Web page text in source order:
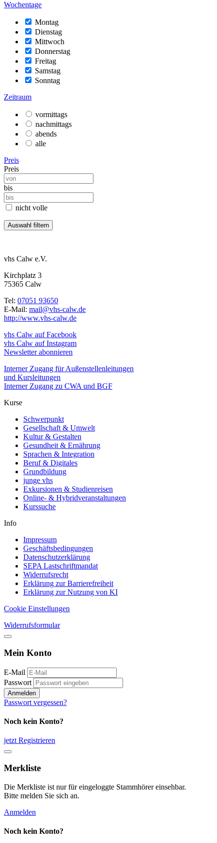
Wochentage
Montag
Dienstag
Mittwoch
Donnerstag
Freitag
Samstag
Sonntag
Zeitraum
vormittags
nachmittags
abends
alle
Preis
Preis
bis
nicht volle
vhs Calw e.V.
Kirchplatz 3
75365 Calw
Tel: 07051 93650
E-Mail: mail@vhs-calw.de
http://www.vhs-calw.de
vhs Calw auf Facebook
vhs Calw auf Instagram
Newsletter abonnieren
Interner Zugang für Außenstellenleitungen
und Kursleitungen
Interner Zugang zu CWA und BGF
Kurse
Schwerpunkt
Gesellschaft & Umwelt
Kultur & Gestalten
Gesundheit & Ernährung
Sprachen & Integration
Beruf & Digitales
Grundbildung
junge vhs
Exkursionen & Studienreisen
Online- & Hybridveranstaltungen
Kurssuche
Info
Impressum
Geschäftsbedingungen
Datenschutzerklärung
SEPA Lastschriftmandat
Widerrufsrecht
Erklärung zur Barrierefreiheit
Erklärung zur Nutzung von KI
Cookie Einstellungen
Widerrufsformular
Mein Konto
E-Mail
Passwort
Anmelden
Passwort vergessen?
Noch kein Konto?
jetzt Registrieren
Merkliste
Die Merkliste ist nur für eingeloggte Stammhörer einsehbar.
Bitte melden Sie sich an.
Anmelden
Noch kein Konto?